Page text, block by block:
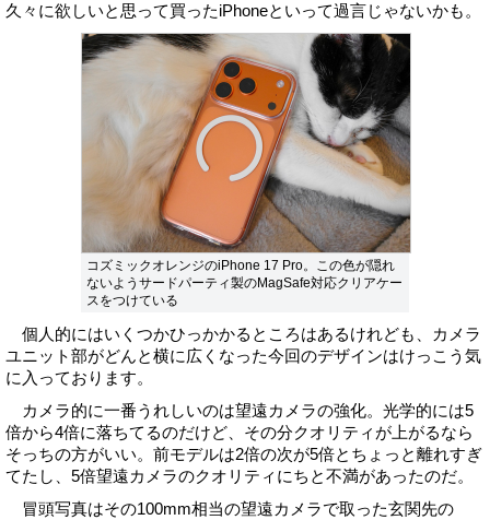
久々に欲しいと思って買ったiPhoneといって過言じゃないかも。
コズミックオレンジのiPhone 17 Pro。この色が隠れ
ないようサードパーティ製のMagSafe対応クリアケー
スをつけている
個人的にはいくつかひっかかるところはあるけれども、カメラ
ユニット部がどんと横に広くなった今回のデザインはけっこう気
に入っております。
カメラ的に一番うれしいのは望遠カメラの強化。光学的には5
倍から4倍に落ちてるのだけど、その分クオリティが上がるなら
そっちの方がいい。前モデルは2倍の次が5倍とちょっと離れすぎ
てたし、5倍望遠カメラのクオリティにちと不満があったのだ。
冒頭写真はその100mm相当の望遠カメラで取った玄関先の